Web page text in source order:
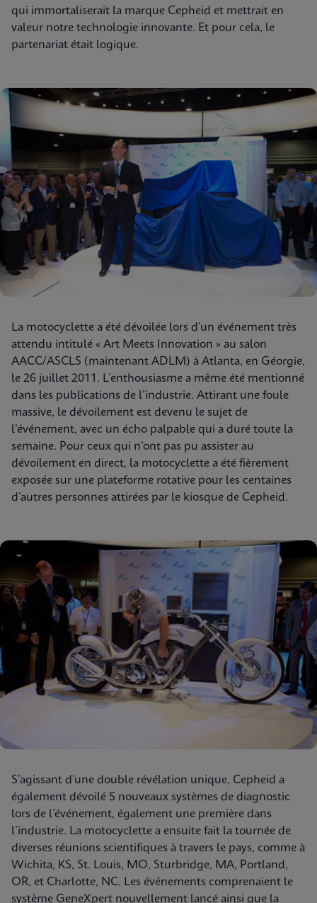
qui immortaliserait la marque Cepheid et mettrait en
valeur notre technologie innovante. Et pour cela, le
partenariat était logique.
La motocyclette a été dévoilée lors d’un événement très
attendu intitulé « Art Meets Innovation » au salon
AACC/ASCLS (maintenant ADLM) à Atlanta, en Géorgie,
le 26 juillet 2011. L’enthousiasme a même été mentionné
dans les publications de l’industrie. Attirant une foule
massive, le dévoilement est devenu le sujet de
l’événement, avec un écho palpable qui a duré toute la
semaine. Pour ceux qui n’ont pas pu assister au
dévoilement en direct, la motocyclette a été fièrement
exposée sur une plateforme rotative pour les centaines
d’autres personnes attirées par le kiosque de Cepheid.
S’agissant d’une double révélation unique, Cepheid a
également dévoilé 5 nouveaux systèmes de diagnostic
lors de l’événement, également une première dans
l’industrie. La motocyclette a ensuite fait la tournée de
diverses réunions scientifiques à travers le pays, comme à
Wichita, KS, St. Louis, MO, Sturbridge, MA, Portland,
OR, et Charlotte, NC. Les événements comprenaient le
système GeneXpert nouvellement lancé ainsi que la